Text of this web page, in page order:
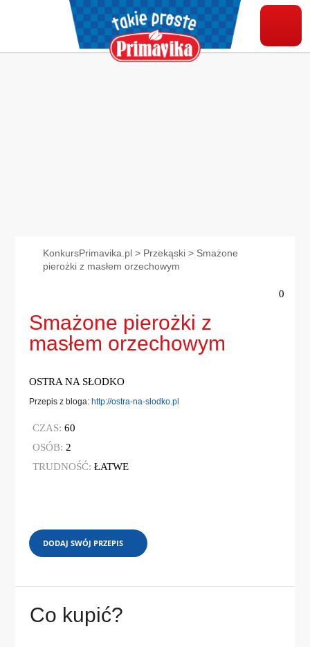
KonkursPrimavika.pl > Przekąski > Smażone
pierożki z masłem orzechowym
0
Smażone pierożki z
masłem orzechowym
OSTRA NA SŁODKO
Przepis z bloga: http://ostra-na-slodko.pl
CZAS: 60
OSÓB: 2
TRUDNOŚĆ: ŁATWE
DODAJ SWÓJ PRZEPIS
Co kupić?